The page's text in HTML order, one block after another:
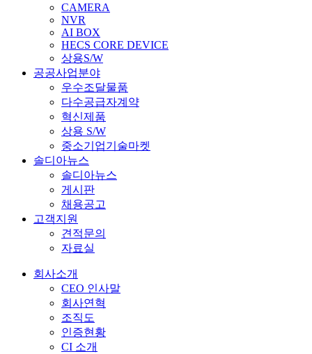
CAMERA
NVR
AI BOX
HECS CORE DEVICE
상용S/W
공공사업분야
우수조달물품
다수공급자계약
혁신제품
상용 S/W
중소기업기술마켓
솔디아뉴스
솔디아뉴스
게시판
채용공고
고객지원
견적문의
자료실
회사소개
CEO 인사말
회사연혁
조직도
인증현황
CI 소개